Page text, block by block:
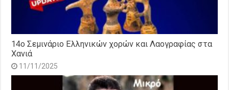
14o Σεμινάριο Ελληνικών χορών και Λαογραφίας στα
Χανιά
11/11/2025